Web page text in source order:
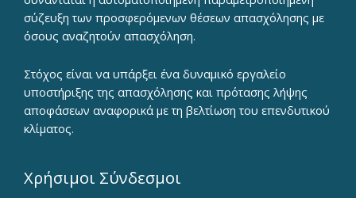
σύζευξη των προσφερόμενων θέσεων απασχόλησης με
όσους αναζητούν απασχόληση.
Στόχος είναι να υπάρξει ένα δυναμικό εργαλείο
υποστήριξης της απασχόλησης και πρότασης λήψης
αποφάσεων αναφορικά με τη βελτίωση του επενδυτικού
κλίματος.
Χρήσιμοι Σύνδεσμοι